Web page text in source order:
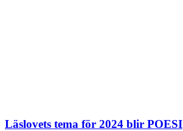
Läslovets tema för 2024 blir POESI